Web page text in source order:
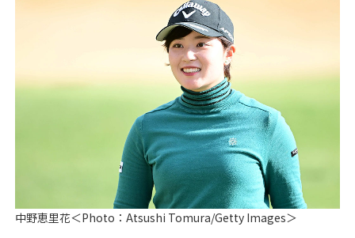
中野恵里花＜Photo：Atsushi Tomura/Getty Images＞